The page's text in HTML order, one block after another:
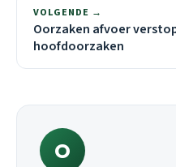
VOLGENDE →
Oorzaken afvoer
hoofdoorzaken
O